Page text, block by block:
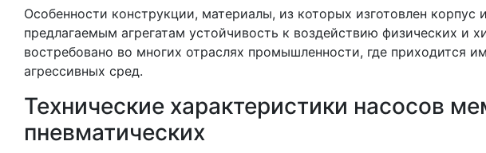
Особенности конструкции, материалы, из которых изготовлен корпус
предлагаемым агрегатам устойчивость к воздействию физических и
востребовано во многих отраслях промышленности, где приходится
агрессивных сред.
Технические характеристики насосов
пневматических